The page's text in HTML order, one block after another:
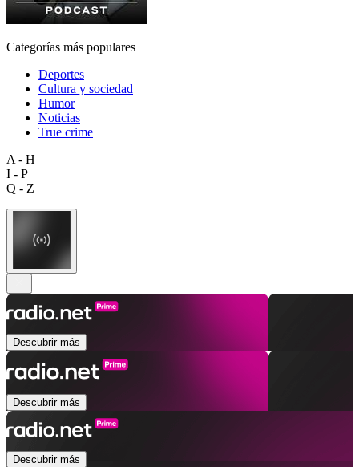
Categorías más populares
Deportes
Cultura y sociedad
Humor
Noticias
True crime
A - H
I - P
Q - Z
Descubrir más
Descubrir más
Descubrir más